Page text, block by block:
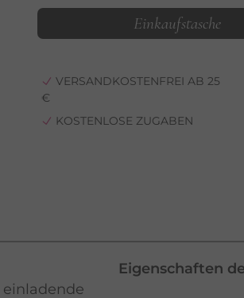
Einkaufstasche
VERSANDKOSTENFREI AB 25
€
KOSTENLOSE ZUGABEN
Eigenschaften